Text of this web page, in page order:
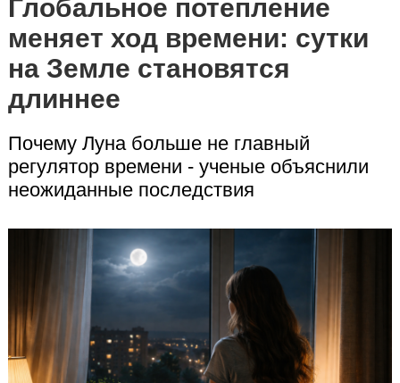
Глобальное потепление
меняет ход времени: сутки
на Земле становятся
длиннее
Почему Луна больше не главный
регулятор времени - ученые объяснили
неожиданные последствия